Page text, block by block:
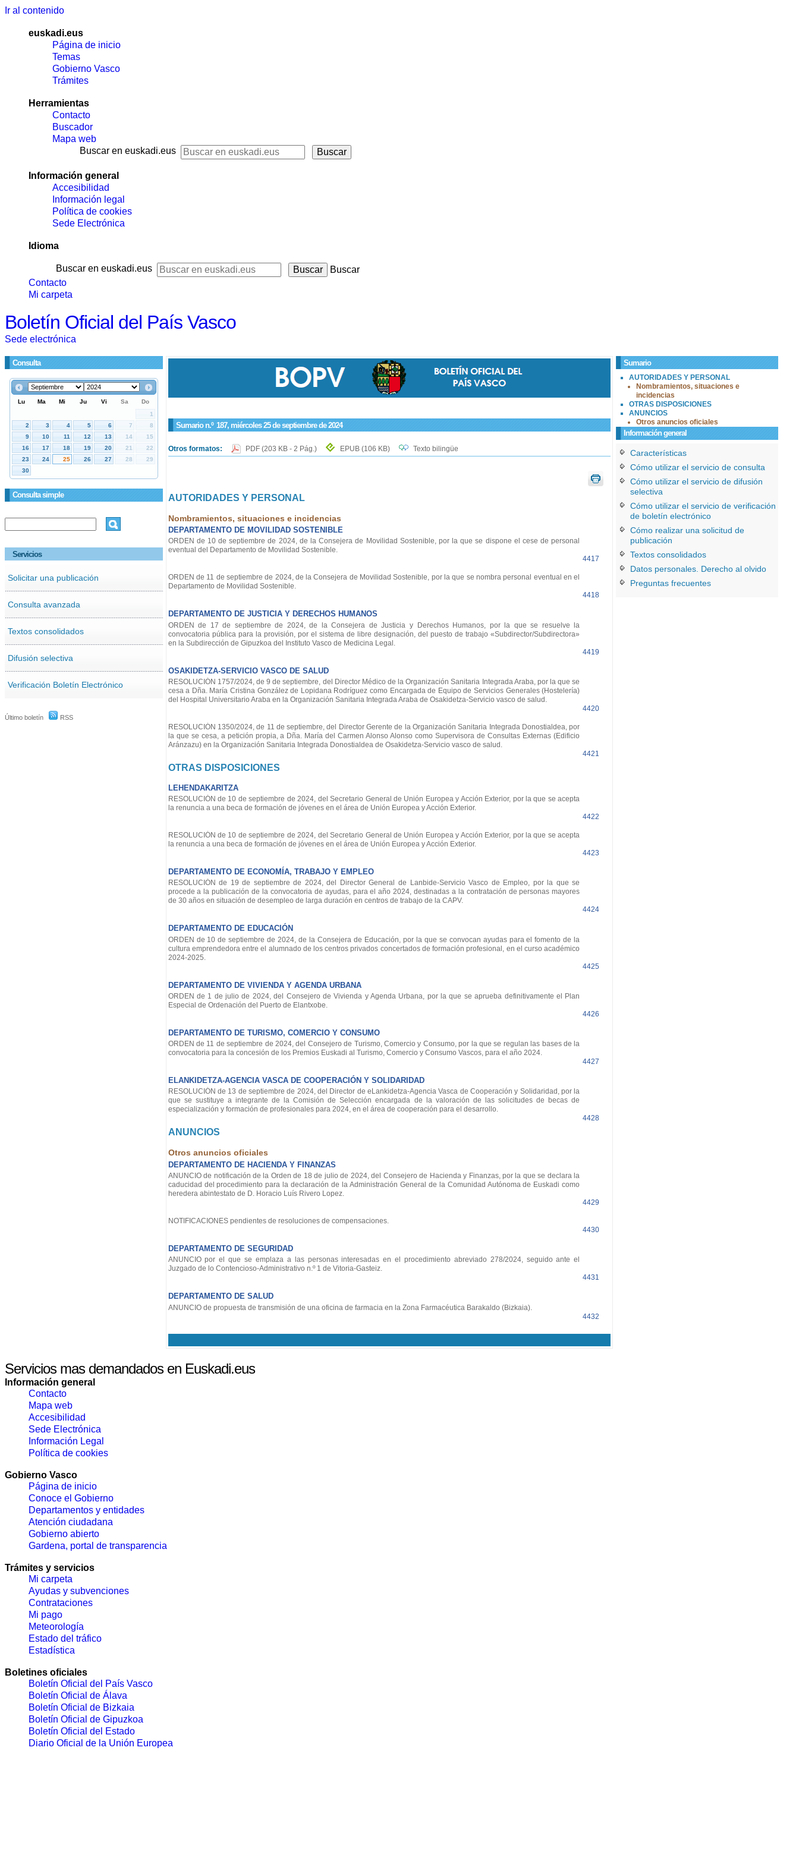
Ir al contenido
euskadi.eus
Página de inicio
Temas
Gobierno Vasco
Trámites
Herramientas
Contacto
Buscador
Mapa web
Buscar en euskadi.eus
Información general
Accesibilidad
Información legal
Política de cookies
Sede Electrónica
Idioma
Buscar en euskadi.eus
Buscar
Contacto
Mi carpeta
Boletín Oficial del País Vasco
Sede electrónica
Consulta
Consulta simple
Servicios
Solicitar una publicación
Consulta avanzada
Textos consolidados
Difusión selectiva
Verificación Boletín Electrónico
Último boletín RSS
Sumario n.º 187, miércoles 25 de septiembre de 2024
Otros formatos: PDF (203 KB - 2 Pág.) EPUB (106 KB) Texto bilingüe
AUTORIDADES Y PERSONAL
Nombramientos, situaciones e incidencias
DEPARTAMENTO DE MOVILIDAD SOSTENIBLE
ORDEN de 10 de septiembre de 2024, de la Consejera de Movilidad Sostenible, por la que se dispone el cese de personal
eventual del Departamento de Movilidad Sostenible.
4417
ORDEN de 11 de septiembre de 2024, de la Consejera de Movilidad Sostenible, por la que se nombra personal eventual en el
Departamento de Movilidad Sostenible.
4418
DEPARTAMENTO DE JUSTICIA Y DERECHOS HUMANOS
ORDEN de 17 de septiembre de 2024, de la Consejera de Justicia y Derechos Humanos, por la que se resuelve la
convocatoria pública para la provisión, por el sistema de libre designación, del puesto de trabajo «Subdirector/Subdirectora»
en la Subdirección de Gipuzkoa del Instituto Vasco de Medicina Legal.
4419
OSAKIDETZA-SERVICIO VASCO DE SALUD
RESOLUCIÓN 1757/2024, de 9 de septiembre, del Director Médico de la Organización Sanitaria Integrada Araba, por la que se
cesa a Dña. María Cristina González de Lopidana Rodríguez como Encargada de Equipo de Servicios Generales (Hostelería)
del Hospital Universitario Araba en la Organización Sanitaria Integrada Araba de Osakidetza-Servicio vasco de salud.
4420
RESOLUCIÓN 1350/2024, de 11 de septiembre, del Director Gerente de la Organización Sanitaria Integrada Donostialdea, por
la que se cesa, a petición propia, a Dña. María del Carmen Alonso Alonso como Supervisora de Consultas Externas (Edificio
Aránzazu) en la Organización Sanitaria Integrada Donostialdea de Osakidetza-Servicio vasco de salud.
4421
OTRAS DISPOSICIONES
LEHENDAKARITZA
RESOLUCIÓN de 10 de septiembre de 2024, del Secretario General de Unión Europea y Acción Exterior, por la que se acepta
la renuncia a una beca de formación de jóvenes en el área de Unión Europea y Acción Exterior.
4422
RESOLUCIÓN de 10 de septiembre de 2024, del Secretario General de Unión Europea y Acción Exterior, por la que se acepta
la renuncia a una beca de formación de jóvenes en el área de Unión Europea y Acción Exterior.
4423
DEPARTAMENTO DE ECONOMÍA, TRABAJO Y EMPLEO
RESOLUCIÓN de 19 de septiembre de 2024, del Director General de Lanbide-Servicio Vasco de Empleo, por la que se
procede a la publicación de la convocatoria de ayudas, para el año 2024, destinadas a la contratación de personas mayores
de 30 años en situación de desempleo de larga duración en centros de trabajo de la CAPV.
4424
DEPARTAMENTO DE EDUCACIÓN
ORDEN de 10 de septiembre de 2024, de la Consejera de Educación, por la que se convocan ayudas para el fomento de la
cultura emprendedora entre el alumnado de los centros privados concertados de formación profesional, en el curso académico
2024-2025.
4425
DEPARTAMENTO DE VIVIENDA Y AGENDA URBANA
ORDEN de 1 de julio de 2024, del Consejero de Vivienda y Agenda Urbana, por la que se aprueba definitivamente el Plan
Especial de Ordenación del Puerto de Elantxobe.
4426
DEPARTAMENTO DE TURISMO, COMERCIO Y CONSUMO
ORDEN de 11 de septiembre de 2024, del Consejero de Turismo, Comercio y Consumo, por la que se regulan las bases de la
convocatoria para la concesión de los Premios Euskadi al Turismo, Comercio y Consumo Vascos, para el año 2024.
4427
ELANKIDETZA-AGENCIA VASCA DE COOPERACIÓN Y SOLIDARIDAD
RESOLUCIÓN de 13 de septiembre de 2024, del Director de eLankidetza-Agencia Vasca de Cooperación y Solidaridad, por la
que se sustituye a integrante de la Comisión de Selección encargada de la valoración de las solicitudes de becas de
especialización y formación de profesionales para 2024, en el área de cooperación para el desarrollo.
4428
ANUNCIOS
Otros anuncios oficiales
DEPARTAMENTO DE HACIENDA Y FINANZAS
ANUNCIO de notificación de la Orden de 18 de julio de 2024, del Consejero de Hacienda y Finanzas, por la que se declara la
caducidad del procedimiento para la declaración de la Administración General de la Comunidad Autónoma de Euskadi como
heredera abintestato de D. Horacio Luís Rivero Lopez.
4429
NOTIFICACIONES pendientes de resoluciones de compensaciones.
4430
DEPARTAMENTO DE SEGURIDAD
ANUNCIO por el que se emplaza a las personas interesadas en el procedimiento abreviado 278/2024, seguido ante el
Juzgado de lo Contencioso-Administrativo n.º 1 de Vitoria-Gasteiz.
4431
DEPARTAMENTO DE SALUD
ANUNCIO de propuesta de transmisión de una oficina de farmacia en la Zona Farmacéutica Barakaldo (Bizkaia).
4432
Sumario
AUTORIDADES Y PERSONAL
Nombramientos, situaciones e
incidencias
OTRAS DISPOSICIONES
ANUNCIOS
Otros anuncios oficiales
Información general
Características
Cómo utilizar el servicio de consulta
Cómo utilizar el servicio de difusión
selectiva
Cómo utilizar el servicio de verificación
de boletín electrónico
Cómo realizar una solicitud de
publicación
Textos consolidados
Datos personales. Derecho al olvido
Preguntas frecuentes
Servicios mas demandados en Euskadi.eus
Información general
Contacto
Mapa web
Accesibilidad
Sede Electrónica
Información Legal
Política de cookies
Gobierno Vasco
Página de inicio
Conoce el Gobierno
Departamentos y entidades
Atención ciudadana
Gobierno abierto
Gardena, portal de transparencia
Trámites y servicios
Mi carpeta
Ayudas y subvenciones
Contrataciones
Mi pago
Meteorología
Estado del tráfico
Estadística
Boletines oficiales
Boletín Oficial del País Vasco
Boletín Oficial de Álava
Boletín Oficial de Bizkaia
Boletín Oficial de Gipuzkoa
Boletín Oficial del Estado
Diario Oficial de la Unión Europea